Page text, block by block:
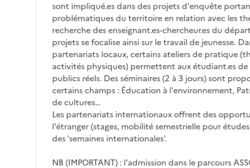
sont impliqué.es dans des projets d'enquête
problématiques du territoire en relation avec les
recherche des enseignant.es-chercheur.es du
projets se focalise ainsi sur le travail de jeunesse.
partenariats locaux, certains ateliers de pratique
activités physiques) permettent aux étudiant.es
publics réels. Des séminaires (2 à 3 jours) sont
certains champs : Éducation à l'environnement,
de cultures…
Les partenariats internationaux offrent des
l'étranger (stages, mobilité semestrielle pour
des 'semaines internationales'.
NB (IMPORTANT) : l'admission dans le parcours